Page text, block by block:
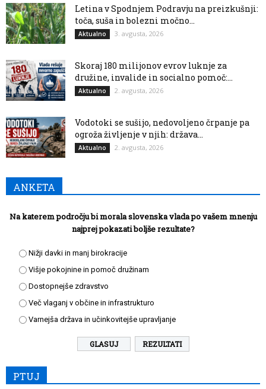
Letina v Spodnjem Podravju na preizkušnji:
toča, suša in bolezni močno...
Aktualno 3. avgusta, 2026
Skoraj 180 milijonov evrov luknje za
družine, invalide in socialno pomoč:...
Aktualno 2. avgusta, 2026
Vodotoki se sušijo, nedovoljeno črpanje pa
ogroža življenje v njih: država...
Aktualno 2. avgusta, 2026
ANKETA
Na katerem področju bi morala slovenska vlada po vašem mnenju
najprej pokazati boljše rezultate?
Nižji davki in manj birokracije
Višje pokojnine in pomoč družinam
Dostopnejše zdravstvo
Več vlaganj v občine in infrastrukturo
Varnejša država in učinkovitejše upravljanje
REZULTATI
PTUJ